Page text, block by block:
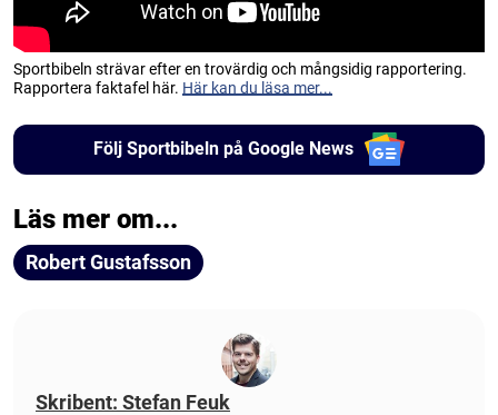
Sportbibeln strävar efter en trovärdig och mångsidig rapportering.
Rapportera faktafel här. Här kan du läsa mer...
Följ Sportbibeln på Google News
Läs mer om...
Robert Gustafsson
Skribent: Stefan Feuk